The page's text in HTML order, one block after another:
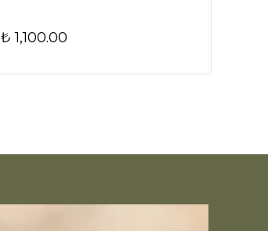
₺ 1,100.00